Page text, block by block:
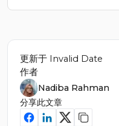
更新于 Invalid Date
作者
Nadiba Rahman
分享此文章